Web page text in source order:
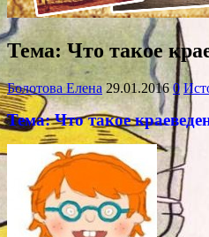
Тема: Что такое
Болотова Елена 29.01.2016 0
Тема: Что такое